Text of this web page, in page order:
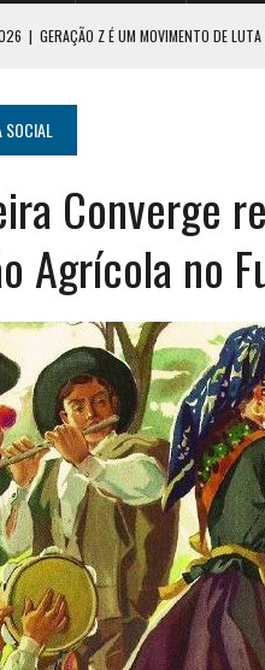
| GERAÇÃO Z É UM MOVIMENTO DE
QUE REDEFINE O COOPERATIVISMO GLOBAL
MUITOS
SOCIAL
Converge
Agrícola no